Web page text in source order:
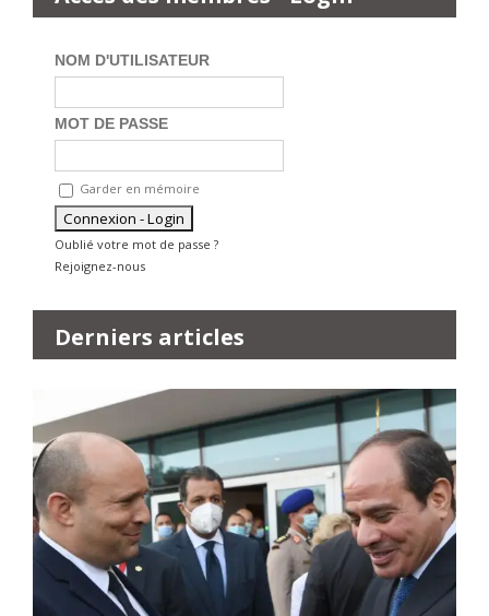
NOM D'UTILISATEUR
MOT DE PASSE
Garder en mémoire
Oublié votre mot de passe ?
Rejoignez-nous
Derniers articles